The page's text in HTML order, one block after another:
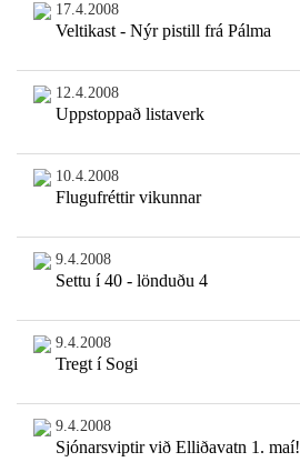
17.4.2008
Veltikast - Nýr pistill frá Pálma
12.4.2008
Uppstoppað listaverk
10.4.2008
Flugufréttir vikunnar
9.4.2008
Settu í 40 - lönduðu 4
9.4.2008
Tregt í Sogi
9.4.2008
Sjónarsviptir við Elliðavatn 1. maí!